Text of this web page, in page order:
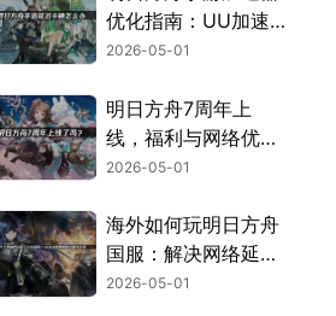
优化指南：UU加速
器全解析！
2026-05-01
明日方舟7周年上
线，福利与网络优化
全解析！
2026-05-01
海外如何玩明日方舟
国服：解决网络延迟
的实用指南！
2026-05-01